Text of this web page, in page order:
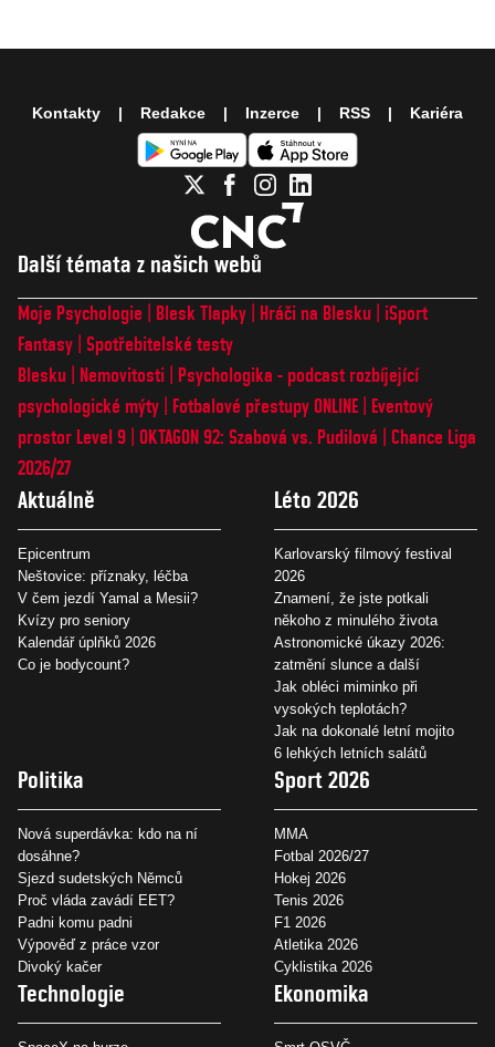
Další témata z našich webů
Moje Psychologie Blesk Tlapky Hráči na Blesku
iSport
Fantasy Spotřebitelské testy
Blesku
Nemovitosti
Psychologika - podcast rozbíjející
psychologické mýty
Fotbalové přestupy ONLINE
Eventový
prostor Level 9 OKTAGON 92: Szabová vs. Pudilová
Chance Liga
2026/27
Aktuálně
Epicentrum
Neštovice: příznaky, léčba
V čem jezdí Yamal a Mesii?
Kvízy pro seniory
Kalendář úplňků 2026
Co je bodycount?
Léto 2026
Karlovarský filmový festival
2026
Znamení, že jste potkali
někoho z minulého života
Astronomické úkazy 2026:
zatmění slunce a další
Jak obléci miminko při
vysokých teplotách?
Jak na dokonalé letní mojito
6 lehkých letních salátů
Politika
Nová superdávka: kdo na ní
dosáhne?
Sjezd sudetských Němců
Proč vláda zavádí EET?
Padni komu padni
Výpověď z práce vzor
Divoký kačer
Sport 2026
MMA
Fotbal 2026/27
Hokej 2026
Tenis 2026
F1 2026
Atletika 2026
Cyklistika 2026
Technologie Ekonomika
Kontakty Redakce Inzerce RSS Kariéra